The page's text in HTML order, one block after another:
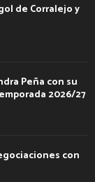
de Corralejo y
Peña con su
2026/27
con